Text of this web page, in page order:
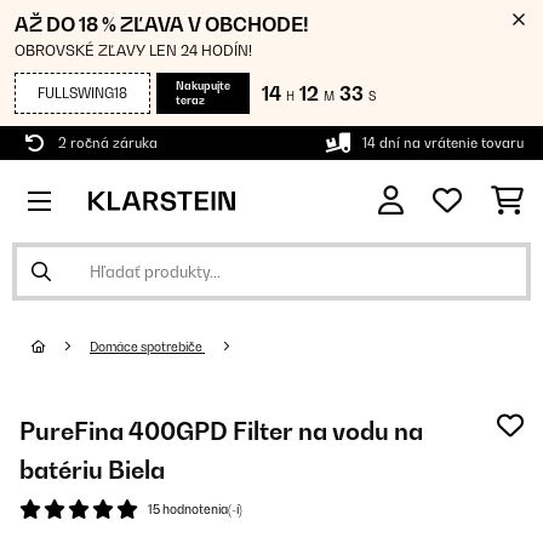
AŽ DO 18 % ZĽAVA V OBCHODE!
OBROVSKÉ ZĽAVY LEN 24 HODÍN!
FULLSWING18
Nakupujte
teraz
14 H 12 M 32 S
2 ročná záruka 14 dní na vrátenie tovaru
Domáce spotrebiče
PureFina 400GPD Filter na vodu na
batériu Biela
15 hodnotenia(-í)